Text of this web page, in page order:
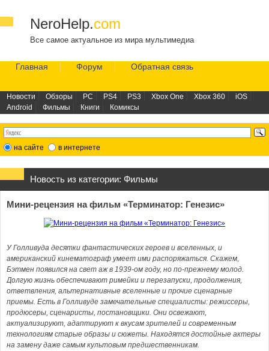
NeroHelp.com
Все самое актуальное из мира мультимедиа
Главная Форум Обратная связь
Новости Обзоры PC PS4 PS3 Xbox One Xbox 360
iOS
Android
Фильмы Книги Комиксы
на сайте в интернете
Новость из категории: Фильмы
Мини-рецензия на фильм «Терминатор: Генезис»
У Голливуда десятки фантастических героев и вселенных, и
американский кинематограф умеет ими распоряжаться. Скажем,
Бэтмен появился на свет аж в 1939-ом году, но по-прежнему молод.
Долгую жизнь обеспечивают римейки и перезапуски, продолжения,
ответвления, альтернативные вселенные и прочие сценарные
приемы. Есть в Голливуде замечательные специалисты: режиссеры,
продюсеры, сценаристы, постановщики. Они освежают,
актуализируют, адаптируют к вкусам зрителей и современным
технологиям старые образы и сюжеты. Находятся достойные актеры
на замену даже самым культовым предшественникам.